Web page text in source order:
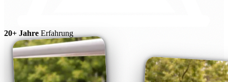
20+ Jahre Erfahrung